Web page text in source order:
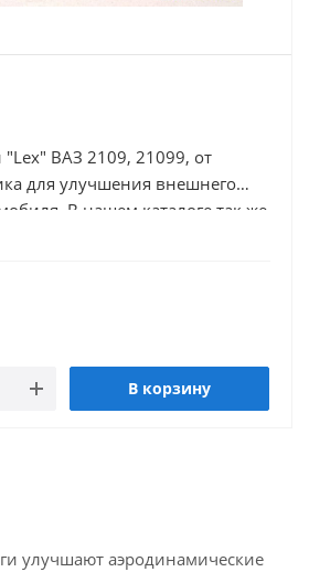
ВАЗ 2109, 21099, от
для улучшения внешнего
так же
товаров для
В корзину
улучшают аэродинамические